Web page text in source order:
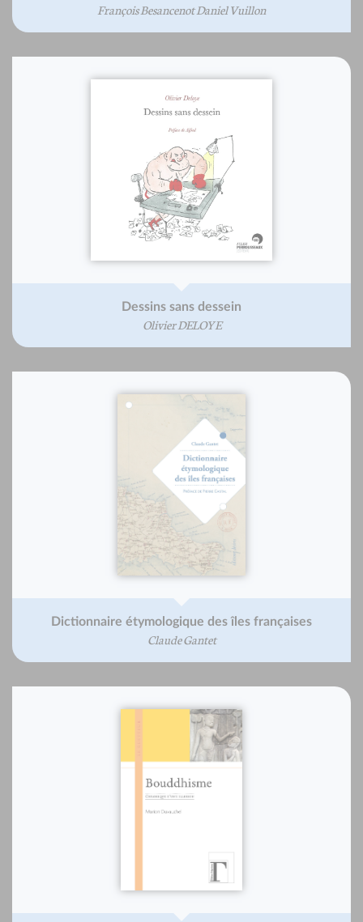
François Besancenot Daniel Vuillon
Dessins sans dessein
Olivier DELOYE
Dictionnaire étymologique des îles françaises
Claude Gantet